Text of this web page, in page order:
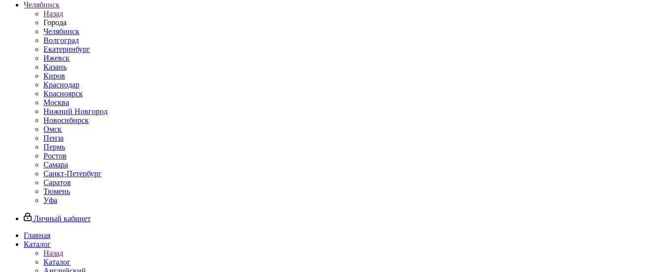
Челябинск
Назад
Города
Челябинск
Волгоград
Екатеринбург
Ижевск
Казань
Киров
Краснодар
Красноярск
Москва
Нижний Новгород
Новосибирск
Омск
Пенза
Пермь
Ростов
Самара
Санкт-Петербург
Саратов
Тюмень
Уфа
Личный кабинет
Главная
Каталог
Назад
Каталог